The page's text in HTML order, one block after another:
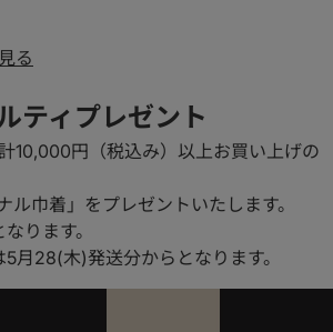
る
ティプレゼント
10,000円（税込み）以上お買い上げの
ル巾着」をプレゼントいたします。
ります。
月28(木)発送分からとなります。